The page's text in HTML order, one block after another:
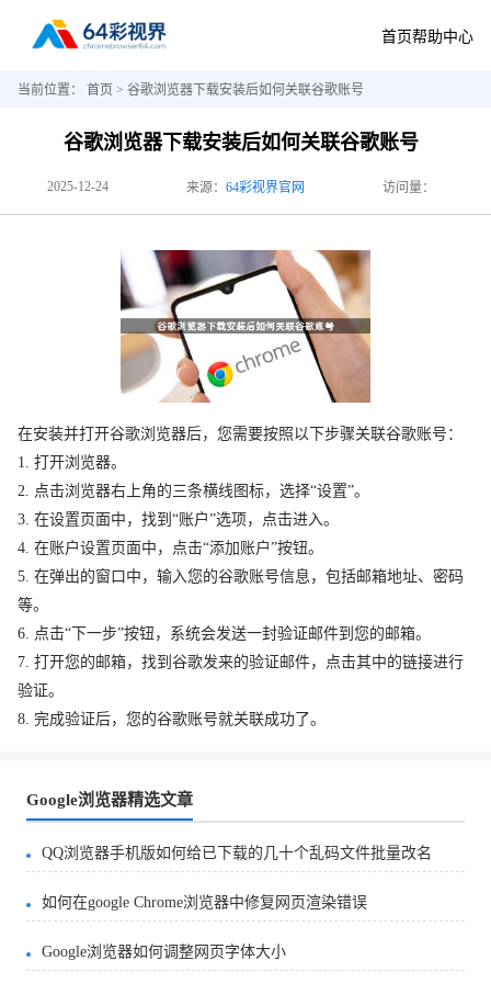
首页帮助中心
当前位置： 首页 > 谷歌浏览器下载安装后如何关联谷歌账号
谷歌浏览器下载安装后如何关联谷歌账号
2025-12-24 来源： 64彩视界官网 访问量：
在安装并打开谷歌浏览器后，您需要按照以下步骤关联谷歌账号：
1. 打开浏览器。
2. 点击浏览器右上角的三条横线图标，选择“设置”。
3. 在设置页面中，找到“账户”选项，点击进入。
4. 在账户设置页面中，点击“添加账户”按钮。
5. 在弹出的窗口中，输入您的谷歌账号信息，包括邮箱地址、密码
等。
6. 点击“下一步”按钮，系统会发送一封验证邮件到您的邮箱。
7. 打开您的邮箱，找到谷歌发来的验证邮件，点击其中的链接进行
验证。
8. 完成验证后，您的谷歌账号就关联成功了。
Google浏览器精选文章
QQ浏览器手机版如何给已下载的几十个乱码文件批量改名
如何在google Chrome浏览器中修复网页渲染错误
Google浏览器如何调整网页字体大小